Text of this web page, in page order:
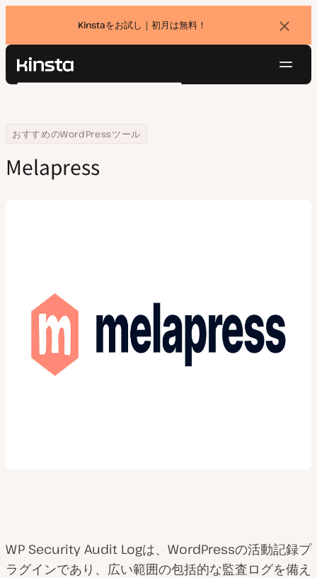
Kinstaをお試し｜初月は無料！
バ
ナ
を
Kinsta®
価格設定
お問い合わせ
検
Home
会社
おすすめのWordPressツール
Melapress
Melapress
WP Security Audit Logは、WordPressの活動記録プ
ラグインであり、広い範囲の包括的な監査ログを備え